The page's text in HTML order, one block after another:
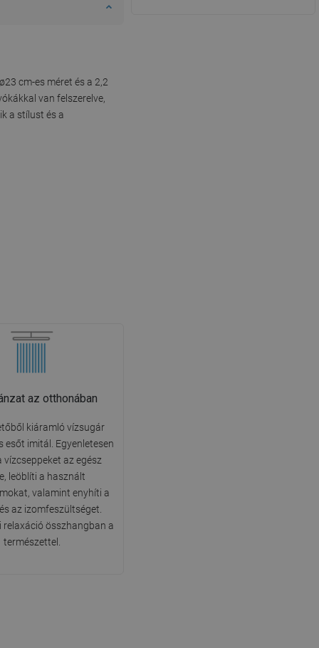
cm-es méret és a 2,2
van felszerelve,
a stílust és a
az otthonában
kiáramló vízsugár
esőt imitál. Egyenletesen
vízcseppeket az egész
leöblíti a használt
valamint enyhíti a
az izomfeszültséget.
relaxáció összhangban a
természettel.